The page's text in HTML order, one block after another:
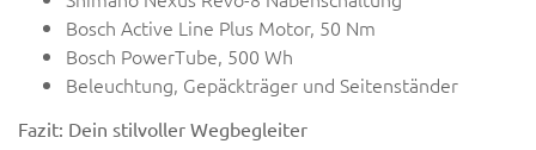
Bosch Active Line Plus Motor, 50 Nm
Bosch PowerTube, 500 Wh
Beleuchtung, Gepäckträger und Seitenständer
Fazit: Dein stilvoller Wegbegleiter